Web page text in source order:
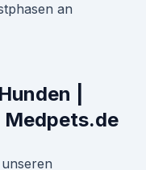
an
|
unseren